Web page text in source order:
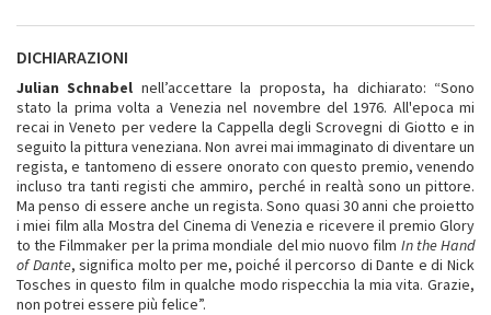
DICHIARAZIONI
Julian Schnabel nell’accettare la proposta, ha dichiarato: “Sono
stato la prima volta a Venezia nel novembre del 1976. All'epoca mi
recai in Veneto per vedere la Cappella degli Scrovegni di Giotto e in
seguito la pittura veneziana. Non avrei mai immaginato di diventare un
regista, e tantomeno di essere onorato con questo premio, venendo
incluso tra tanti registi che ammiro, perché in realtà sono un pittore.
Ma penso di essere anche un regista. Sono quasi 30 anni che proietto
i miei film alla Mostra del Cinema di Venezia e ricevere il premio Glory
to the Filmmaker per la prima mondiale del mio nuovo film In the Hand
of Dante, significa molto per me, poiché il percorso di Dante e di Nick
Tosches in questo film in qualche modo rispecchia la mia vita. Grazie,
non potrei essere più felice”.